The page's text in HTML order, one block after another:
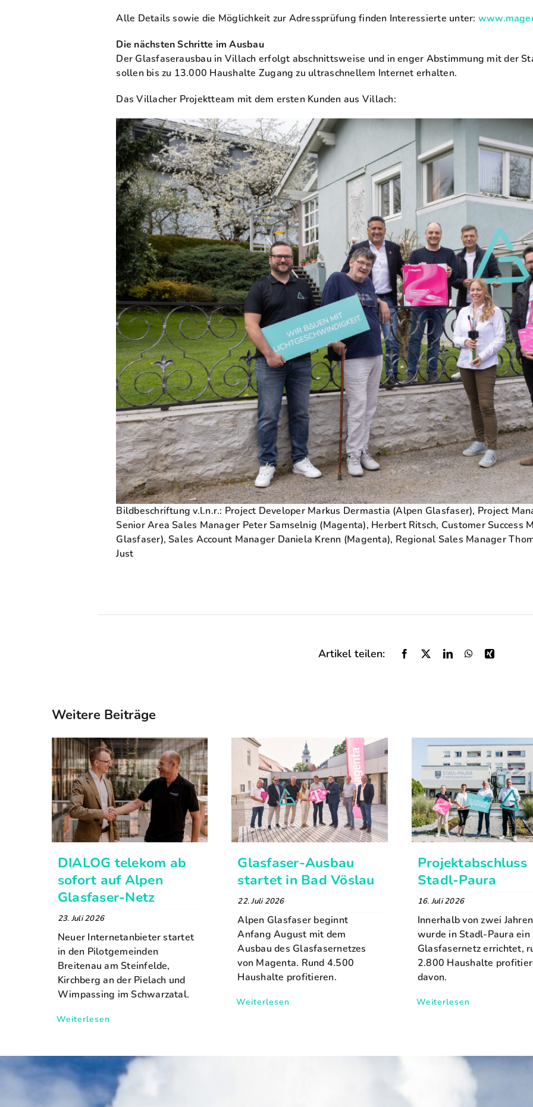
Alle Details sowie die Möglichkeit zur Adressprüfung finden Interessierte unter:
Die nächsten Schritte im Ausbau
Der Glasfaserausbau in Villach erfolgt abschnittsweise und in enger Abstimmung mit der
sollen bis zu 13.000 Haushalte Zugang zu ultraschnellem Internet erhalten.
Das Villacher Projektteam mit dem ersten Kunden aus Villach:
Bildbeschriftung v.l.n.r.: Project Developer Markus Dermastia (Alpen Glasfaser), Project
Senior Area Sales Manager Peter Samselnig (Magenta), Herbert Ritsch, Customer Success
Glasfaser), Sales Account Manager Daniela Krenn (Magenta), Regional Sales Manager
Just
Artikel teilen:
Weitere Beiträge
DIALOG telekom ab
sofort auf Alpen
Glasfaser-Netz
23. Juli 2026
Neuer Internetanbieter startet
in den Pilotgemeinden
Breitenau am Steinfelde,
Kirchberg an der Pielach und
Wimpassing im Schwarzatal.
Weiterlesen
Glasfaser-Ausbau
startet in Bad Vöslau
22. Juli 2026
Alpen Glasfaser beginnt
Anfang August mit dem
Ausbau des Glasfasernetzes
von Magenta. Rund 4.500
Haushalte profitieren.
Weiterlesen
Projektabschluss
Stadl-Paura
16. Juli 2026
Innerhalb von zwei Jahren
wurde in Stadl-Paura ein
Glasfasernetz errichtet,
2.800 Haushalte
davon.
Weiterlesen